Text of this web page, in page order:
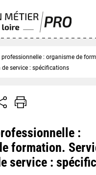
professionnelle : organisme de
service : spécifications
:
formation.
service :